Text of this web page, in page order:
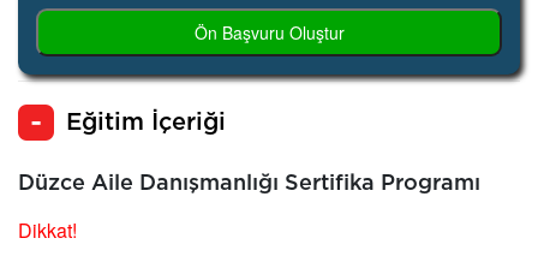
Ön Başvuru Oluştur
Eğitim İçeriği
Düzce Aile Danışmanlığı Sertifika Programı
Dikkat!